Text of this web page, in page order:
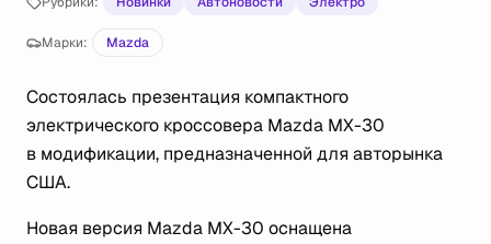
Марки: Mazda
Состоялась презентация компактного
электрического кроссовера Mazda MX-30
в модификации, предназначенной для авторынка
США.
Новая версия Mazda MX-30 оснащена